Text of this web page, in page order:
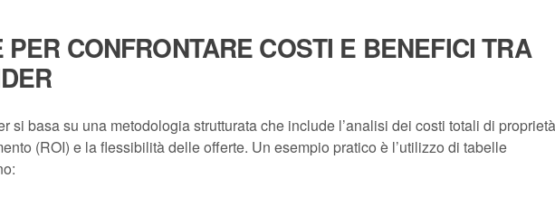
CONFRONTARE COSTI E BENEFICI TRA
si basa su una metodologia strutturata che include l’analisi dei costi totali di proprietà
(ROI) e la flessibilità delle offerte. Un esempio pratico è l’utilizzo di tabelle